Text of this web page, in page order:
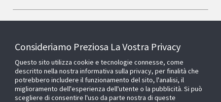
OPENBLUE
Consideriamo Preziosa La Vostra Privacy
Questo sito utilizza cookie e tecnologie connesse, come
descritto nella nostra informativa sulla privacy, per finalità che
potrebbero includere il funzionamento del sito, l'analisi, il
miglioramento dell'esperienza dell'utente o la pubblicità. Si può
scegliere di consentire l'uso da parte nostra di queste